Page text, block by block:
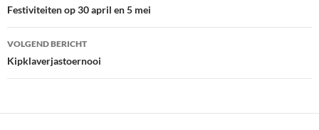
navigatie
Festiviteiten op 30 april en 5 mei
VOLGEND BERICHT
Kipklaverjastoernooi